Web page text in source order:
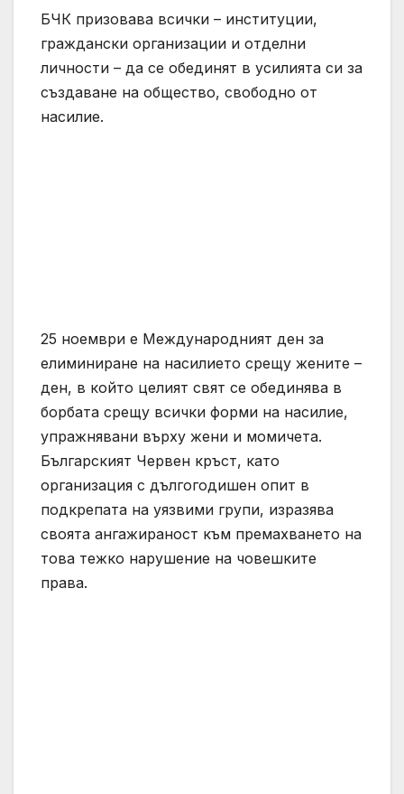
БЧК призовава всички – институции,
граждански организации и отделни
личности – да се обединят в усилията си за
създаване на общество, свободно от
насилие.
25 ноември е Международният ден за
елиминиране на насилието срещу жените –
ден, в който целият свят се обединява в
борбата срещу всички форми на насилие,
упражнявани върху жени и момичета.
Българският Червен кръст, като
организация с дългогодишен опит в
подкрепата на уязвими групи, изразява
своята ангажираност към премахването на
това тежко нарушение на човешките
права.